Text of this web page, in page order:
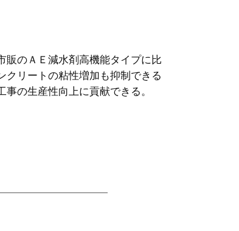
販のＡＥ減水剤高機能タイプに比
クリートの粘性増加も抑制できる
の生産性向上に貢献できる。